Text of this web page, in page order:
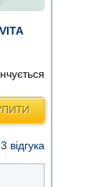
3 відгука